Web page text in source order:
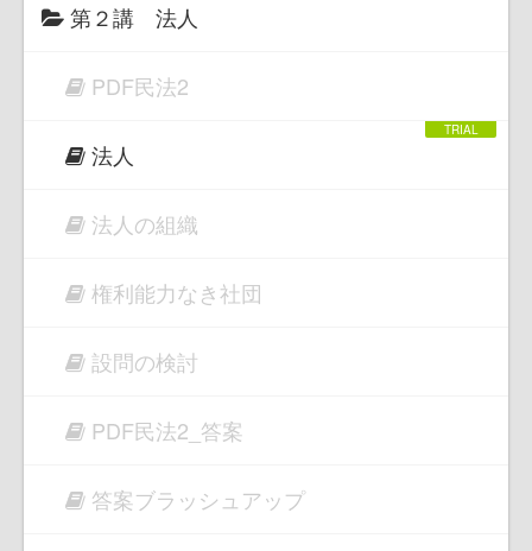
第２講 法人
PDF民法2
法人
法人の組織
権利能力なき社団
設問の検討
PDF民法2_答案
答案ブラッシュアップ